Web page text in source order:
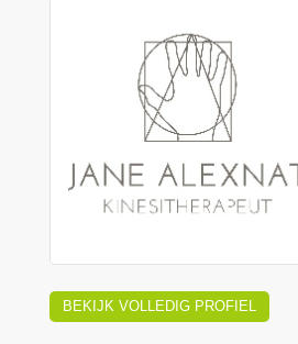
BEKIJK VOLLEDIG PROFIEL